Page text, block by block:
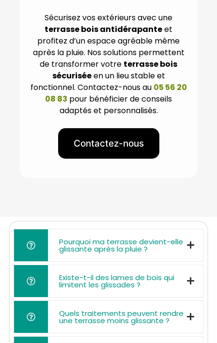
Sécurisez vos extérieurs avec une
terrasse bois antidérapanteet
profitez d’un espace agréable même
après la pluie. Nos solutions permettent
de transformer votre terrasse bois
sécuriséeen un lieu stable et
fonctionnel. Contactez-nous au 05 56 20
08 83 pour bénéficier de conseils
adaptés et personnalisés.
Contactez-nous
Pourquoi ma terrasse devient-elle
glissante après la pluie ?
Existe-t-il des lames de bois qui
limitent les glissades ?
Quels traitements peuvent rendre
une terrasse moins glissante ?